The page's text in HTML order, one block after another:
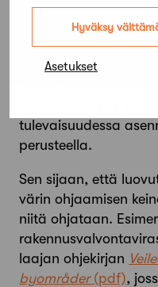
Hyväksy
Asetukset
taloudelliseen ja
järjetöntä määrätä
paikkaan, jossa se
paikkaan, jossa
tulevaisuudessa
perusteella.
Sen sijaan, että
värin ohjaamisen
niitä ohjataan.
laajan ohjekirjan
byområder
,